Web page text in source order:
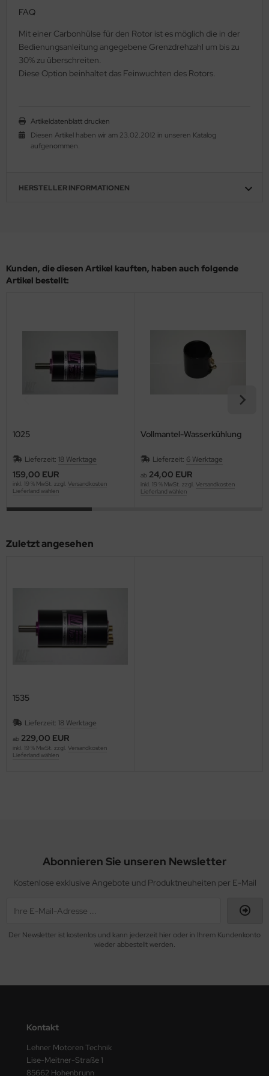
FAQ
Mit einer Carbonhülse für den Rotor ist es möglich die in der
Bedienungsanleitung angegebene Grenzdrehzahl um bis zu
30% zu überschreiten.
Diese Option beinhaltet das Feinwuchten des Rotors.
Artikeldatenblatt drucken
Diesen Artikel haben wir am 23.02.2012 in unseren Katalog
aufgenommen.
HERSTELLER INFORMATIONEN
Kunden, die diesen Artikel kauften, haben auch folgende
Artikel bestellt:
1025
Lieferzeit: 18 Werktage
159,00 EUR
inkl. 19 % MwSt. zzgl. Versandkosten
Lieferland wählen
Vollmantel-Wasserkühlung
Lieferzeit: 6 Werktage
ab 24,00 EUR
inkl. 19 % MwSt. zzgl. Versandkosten
Lieferland wählen
Zuletzt angesehen
1535
Lieferzeit: 18 Werktage
ab 229,00 EUR
inkl. 19 % MwSt. zzgl. Versandkosten
Lieferland wählen
Abonnieren Sie unseren Newsletter
Kostenlose exklusive Angebote und Produktneuheiten per E-Mail
Der Newsletter ist kostenlos und kann jederzeit hier oder in Ihrem Kundenkonto
wieder abbestellt werden.
Kontakt
Lehner Motoren Technik
Lise-Meitner-Straße 1
85662 Hohenbrunn